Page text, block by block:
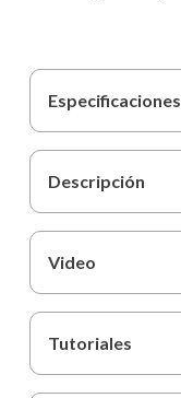
Especificaciones
Descripción
Video
Tutoriales